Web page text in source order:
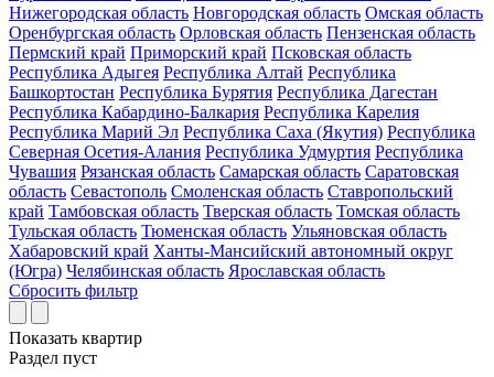
Нижегородская область Новгородская область Омская область
Оренбургская область Орловская область Пензенская область
Пермский край Приморский край Псковская область
Республика Адыгея Республика Алтай Республика
Башкортостан Республика Бурятия Республика Дагестан
Республика Кабардино-Балкария Республика Карелия
Республика Марий Эл Республика Саха (Якутия) Республика
Северная Осетия-Алания Республика Удмуртия Республика
Чувашия Рязанская область Самарская область Саратовская
область Севастополь Смоленская область Ставропольский
край Тамбовская область Тверская область Томская область
Тульская область Тюменская область Ульяновская область
Хабаровский край Ханты-Мансийский автономный округ
(Югра) Челябинская область Ярославская область
Сбросить фильтр
Показать квартир
Раздел пуст